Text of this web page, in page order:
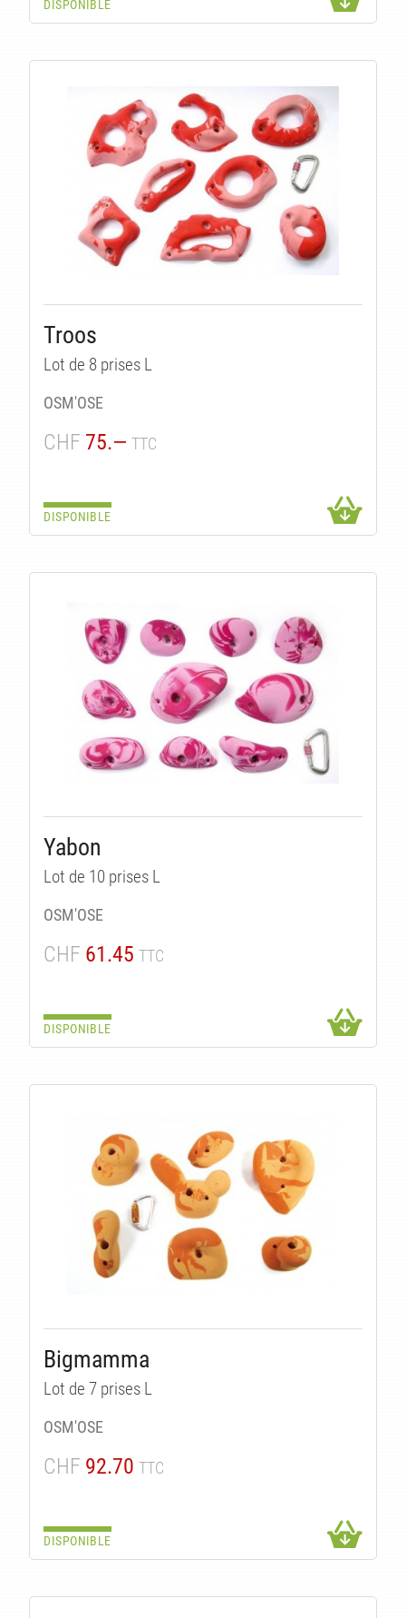
DISPONIBLE
Troos
Lot de 8 prises L
OSM'OSE
CHF 75.— TTC
DISPONIBLE
Yabon
Lot de 10 prises L
OSM'OSE
CHF 61.45 TTC
DISPONIBLE
Bigmamma
Lot de 7 prises L
OSM'OSE
CHF 92.70 TTC
DISPONIBLE